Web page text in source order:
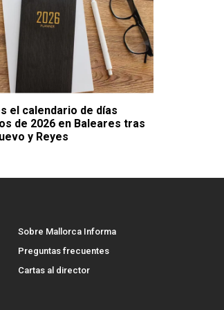
el calendario de días
de 2026 en Baleares tras
y Reyes
Sobre Mallorca Informa
Preguntas frecuentes
Cartas al director